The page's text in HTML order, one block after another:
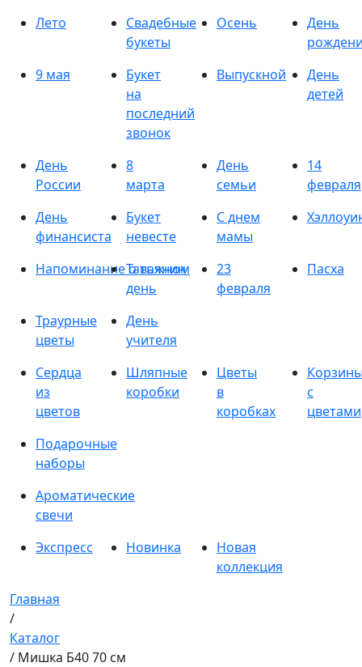
Лето
Свадебные
букеты
Осень
День
9 мая
Букет
на
последний
звонок
Выпускной
День
детей
День
России
8
марта
День
семьи
14
февраля
День
финансиста
Букет
невесте
С днем
мамы
Напоминание о важном
Татьянин
день
23
февраля
Пасха
Траурные
цветы
День
учителя
Сердца
из
цветов
Шляпные
коробки
Цветы
в
коробках
с
цветами
Подарочные
наборы
Ароматические
свечи
Экспресс
Новинка
Новая
коллекция
Главная
/
Каталог
/ Мишка Б40 70 см